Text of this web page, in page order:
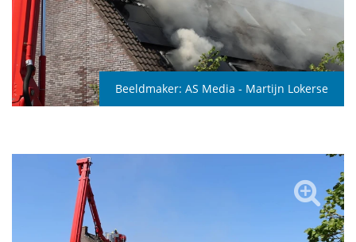
Beeldmaker: AS Media - Martijn Lokerse